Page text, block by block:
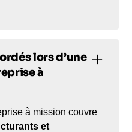
lors d’une
à
à mission couvre
et